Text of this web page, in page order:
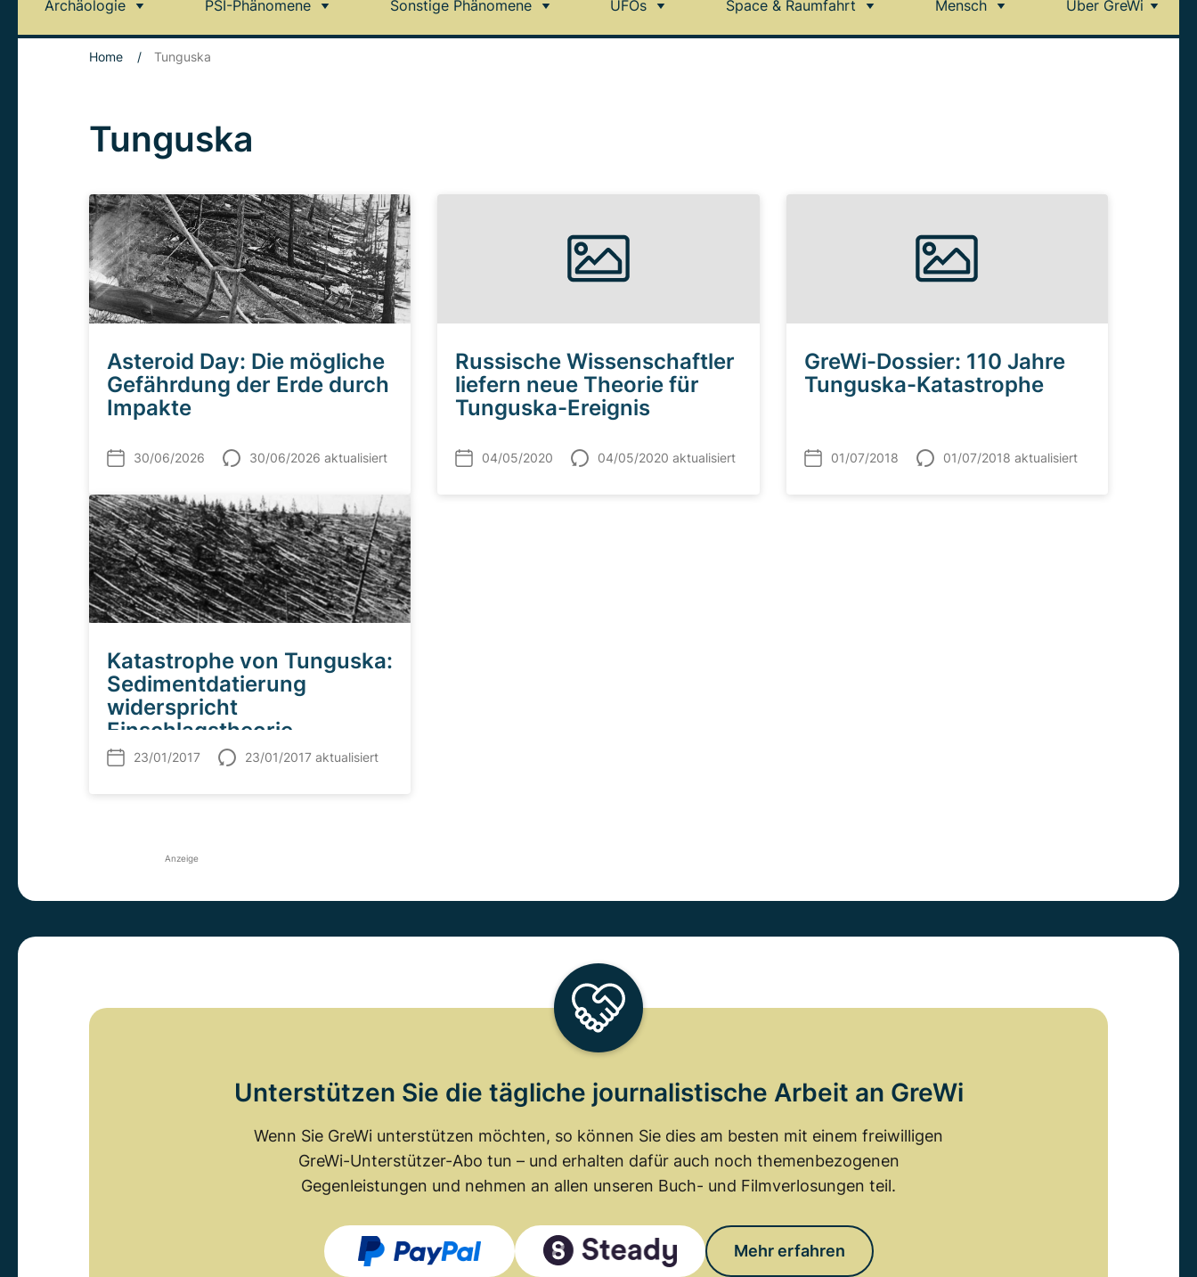
Archäologie PSI-Phänomene Sonstige Phänomene UFOs Space & Raumfahrt Mensch Über GreWi
Home / Tunguska
Tunguska
Asteroid Day: Die mögliche
Gefährdung der Erde durch
Impakte
30/06/2026 30/06/2026 aktualisiert
Russische Wissenschaftler
liefern neue Theorie für
Tunguska-Ereignis
04/05/2020 04/05/2020 aktualisiert
GreWi-Dossier: 110 Jahre
Tunguska-Katastrophe
01/07/2018 01/07/2018 aktualisiert
Katastrophe von Tunguska:
Sedimentdatierung
widerspricht
Einschlagstheorie
23/01/2017 23/01/2017 aktualisiert
Anzeige
Unterstützen Sie die tägliche journalistische Arbeit an GreWi
Wenn Sie GreWi unterstützen möchten, so können Sie dies am besten mit einem freiwilligen
GreWi-Unterstützer-Abo tun – und erhalten dafür auch noch themenbezogenen
Gegenleistungen und nehmen an allen unseren Buch- und Filmverlosungen teil.
Mehr erfahren